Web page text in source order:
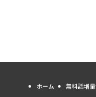
ホーム 無料話増量